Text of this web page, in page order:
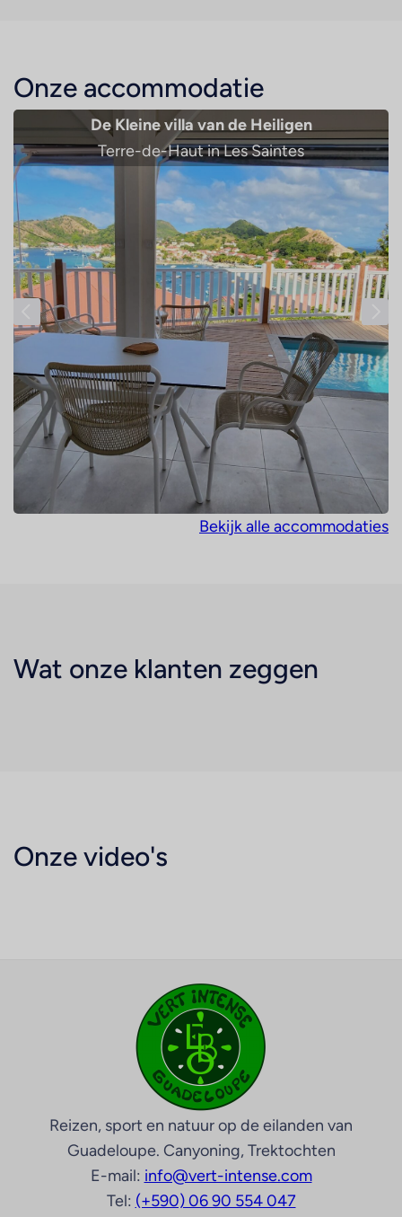
Onze accommodatie
De Kleine villa van de Heiligen
Terre-de-Haut in Les Saintes
Bekijk alle accommodaties
Wat onze klanten zeggen
Onze video's
Reizen, sport en natuur op de eilanden van
Guadeloupe. Canyoning, Trektochten
E-mail: info@vert-intense.com
Tel: (+590) 06 90 554 047